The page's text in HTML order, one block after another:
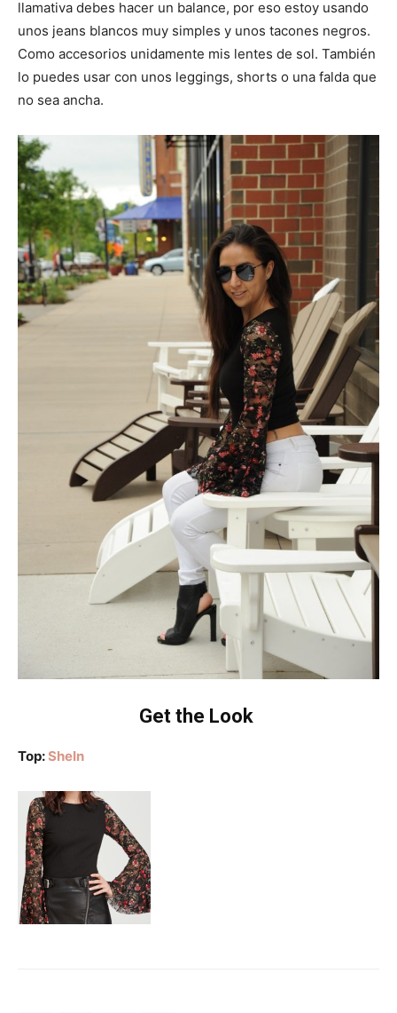
llamativa debes hacer un balance, por eso estoy usando
unos jeans blancos muy simples y unos tacones negros.
Como accesorios unidamente mis lentes de sol. También
lo puedes usar con unos leggings, shorts o una falda que
no sea ancha.
Get the Look
Top:SheIn